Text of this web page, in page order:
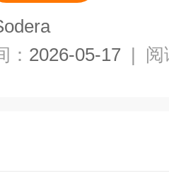
： 2026-05-17 | 阅